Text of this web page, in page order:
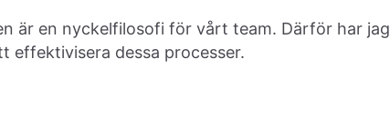
är en nyckelfilosofi för vårt team. Därför har jag
effektivisera dessa processer.